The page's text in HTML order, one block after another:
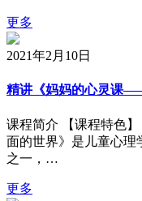
更多
2021年2月10日
精讲《妈妈的心灵课
课程简介 【课程特色
面的世界》是儿童心理
之一，…
更多